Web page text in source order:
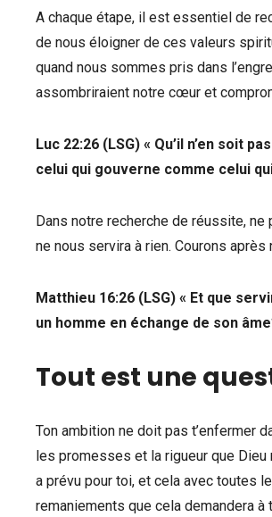
A chaque étape, il est essentiel de
de nous éloigner de ces valeurs
quand nous sommes pris dans
assombriraient notre cœur et
Luc 22:26 (LSG) « Qu’il n’en soit
celui qui gouverne comme celui
Dans notre recherche de réussite,
ne nous servira à rien. Courons
Matthieu 16:26 (LSG) « Et que
un homme en échange de son
Tout est une
Ton ambition ne doit pas t’enfermer
les promesses et la rigueur que Dieu
a prévu pour toi, et cela avec toutes
remaniements que cela demandera